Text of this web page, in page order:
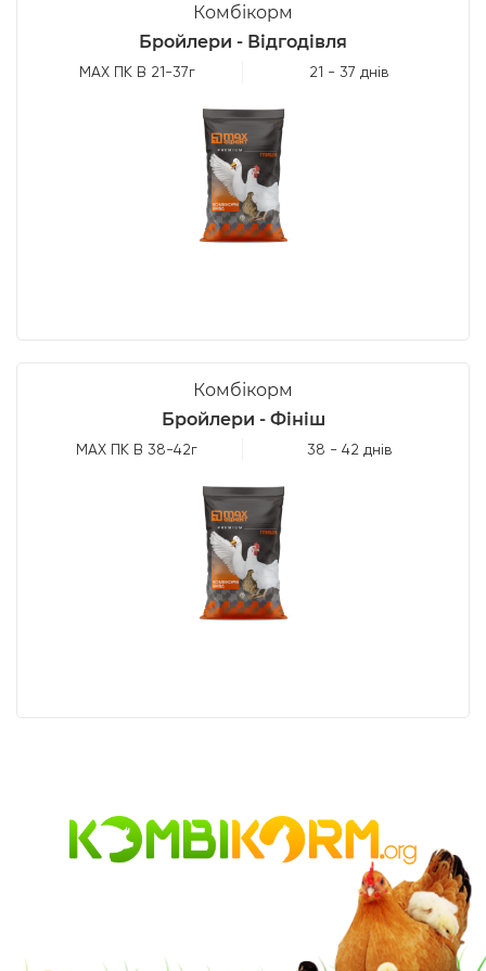
Комбікорм
Бройлери - Відгодівля
МАХ ПК В 21-37г 21 - 37 днів
Комбікорм
Бройлери - Фініш
МАХ ПК В 38-42г 38 - 42 днів